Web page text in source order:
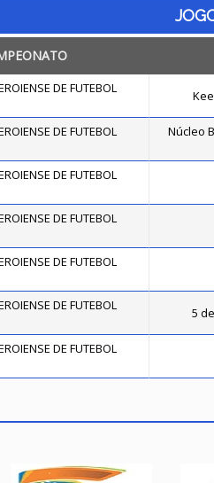
DE FUTEBOL
DE FUTEBOL
Núcleo
DE FUTEBOL
DE FUTEBOL
DE FUTEBOL
DE FUTEBOL
5
DE FUTEBOL